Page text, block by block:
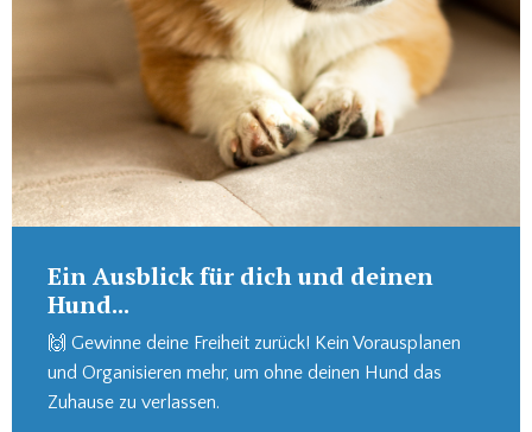
Ein Ausblick für dich und deinen
Hund...
🙌 Gewinne deine Freiheit zurück! Kein Vorausplanen
und Organisieren mehr, um ohne deinen Hund das
Zuhause zu verlassen.